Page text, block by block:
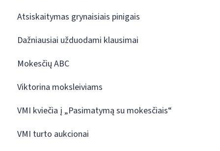
Atsiskaitymas grynaisiais pinigais
Dažniausiai užduodami klausimai
Mokesčių ABC
Viktorina moksleiviams
VMI kviečia į „Pasimatymą su mokesčiais“
VMI turto aukcionai